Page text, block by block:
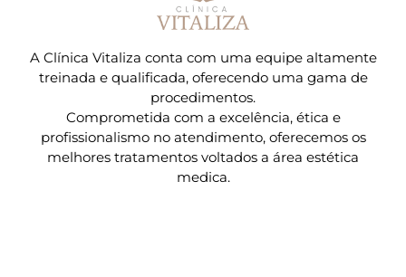
A Clínica Vitaliza conta com uma equipe altamente
treinada e qualificada, oferecendo uma gama de
procedimentos.
Comprometida com a excelência, ética e
profissionalismo no atendimento, oferecemos os
melhores tratamentos voltados a área estética
medica.